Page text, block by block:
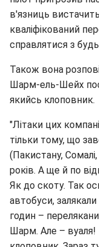
в'язниць
кваліфікований
справлятися з
Також вона
Шарм-ель-Шейх
якийсь клоповник.
"Літаки цих
тільки тому, що
(Пакистану, Сомалі,
років. А ще й по
Як до скоту. Так
автобуси,
годин –
Шарм. Але – вуаля!